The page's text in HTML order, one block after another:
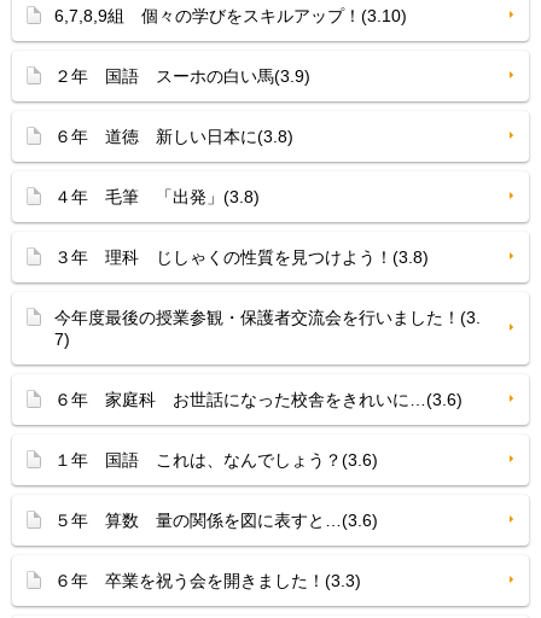
6,7,8,9組 個々の学びをスキルアップ！(3.10)
２年 国語 スーホの白い馬(3.9)
６年 道徳 新しい日本に(3.8)
４年 毛筆 「出発」(3.8)
３年 理科 じしゃくの性質を見つけよう！(3.8)
今年度最後の授業参観・保護者交流会を行いました！(3.
7)
６年 家庭科 お世話になった校舎をきれいに…(3.6)
１年 国語 これは、なんでしょう？(3.6)
５年 算数 量の関係を図に表すと…(3.6)
６年 卒業を祝う会を開きました！(3.3)